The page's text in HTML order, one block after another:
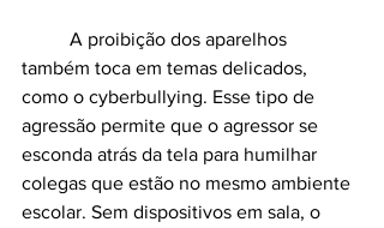
também toca em temas delicados,
como o cyberbullying. Esse tipo de
agressão permite que o agressor se
esconda atrás da tela para humilhar
colegas que estão no mesmo ambiente
escolar. Sem dispositivos em sala, o